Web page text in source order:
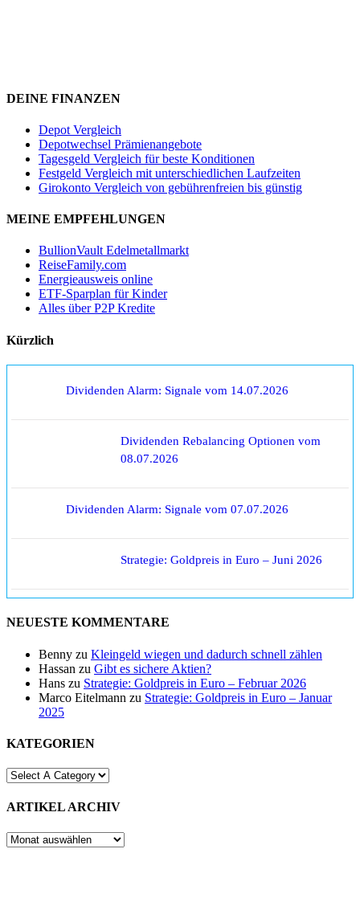
DEINE FINANZEN
Depot Vergleich
Depotwechsel Prämienangebote
Tagesgeld Vergleich für beste Konditionen
Festgeld Vergleich mit unterschiedlichen Laufzeiten
Girokonto Vergleich von gebührenfreien bis günstig
MEINE EMPFEHLUNGEN
BullionVault Edelmetallmarkt
ReiseFamily.com
Energieausweis online
ETF-Sparplan für Kinder
Alles über P2P Kredite
Kürzlich
Dividenden Alarm: Signale vom 14.07.2026
Dividenden Rebalancing Optionen vom
08.07.2026
Dividenden Alarm: Signale vom 07.07.2026
Strategie: Goldpreis in Euro – Juni 2026
NEUESTE KOMMENTARE
Benny zu Kleingeld wiegen und dadurch schnell zählen
Hassan zu Gibt es sichere Aktien?
Hans zu Strategie: Goldpreis in Euro – Februar 2026
Marco Eitelmann zu Strategie: Goldpreis in Euro – Januar
2025
KATEGORIEN
ARTIKEL ARCHIV
ARTIKEL